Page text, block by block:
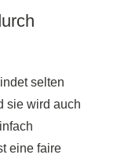
selten
sie wird auch
eine faire